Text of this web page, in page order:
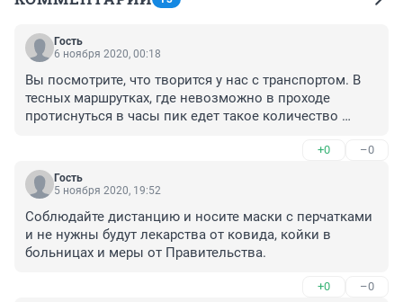
Гость
6 ноября 2020, 00:18
Вы посмотрите, что творится у нас с транспортом. В
тесных маршрутках, где невозможно в проходе
протиснуться в часы пик едет такое количество
пространстве, а тем более дистанции, необходимой в
условиях пандемии, речи нет и в помине. Омичи
загнаны, как скот в этот игрушечный транспорт. А
пробовали прокатится часов в восемь вечера,
например из центра до Амура-2? Это будет
незабываемо, попробуйте! А впереди зима, если
переполненных машин, то в мороз, боюсь на это
+0 –0
Гость
5 ноября 2020, 19:52
Соблюдайте дистанцию и носите маски с перчатками
и не нужны будут лекарства от ковида, койки в
больницах и меры от Правительства.
+0 –0